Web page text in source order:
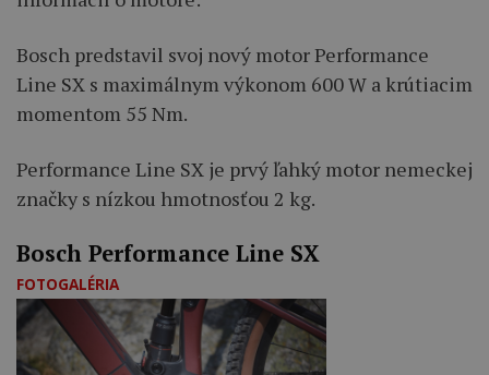
Bosch predstavil svoj nový motor Performance
Line SX s maximálnym výkonom 600 W a krútiacim
momentom 55 Nm.
Performance Line SX je prvý ľahký motor nemeckej
značky s nízkou hmotnosťou 2 kg.
Bosch Performance Line SX
FOTOGALÉRIA